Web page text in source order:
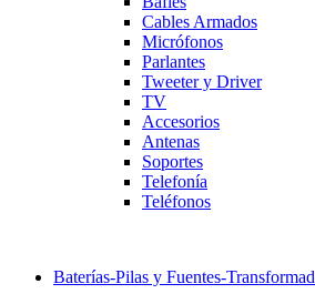
Cables Armados
Micrófonos
Parlantes
Tweeter y Driver
TV
Accesorios
Antenas
Soportes
Telefonía
Teléfonos
Baterías-Pilas y Fuentes-